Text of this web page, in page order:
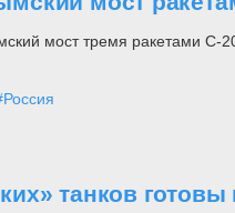
мост тремя ракетами С-
танков